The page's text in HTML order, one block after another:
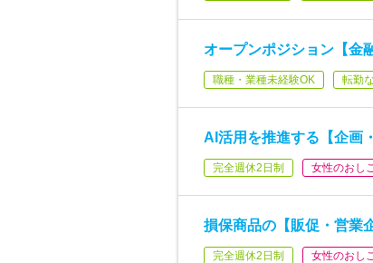
オープンポジション【
職種・業種未経験OK 転勤
AI活用を推進する【企画
完全週休2日制 女性のおし
損保商品の【販促・営
完全週休2日制 女性のおし